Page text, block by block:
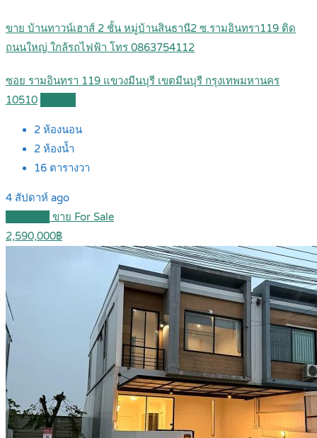
ขาย บ้านทาวน์เฮาส์ 2 ชั้น หมู่บ้านสินธานี2 ซ.รามอินทรา119 ติด
ถนนใหญ่ ใกล้รถไฟฟ้า โทร 0863754112
ซอย รามอินทรา 119 แขวงมีนบุรี เขตมีนบุรี กรุงเทพมหานคร
10510
2 ห้องนอน
2 ห้องน้ำ
16 ตารางวา
4 สัปดาห์ ago
ขาย For Sale
2,590,000฿